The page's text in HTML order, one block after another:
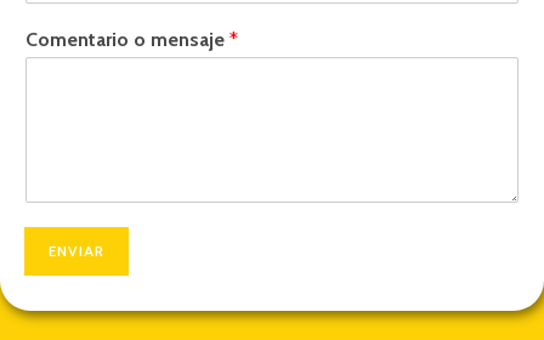
Comentario o mensaje *
ENVIAR